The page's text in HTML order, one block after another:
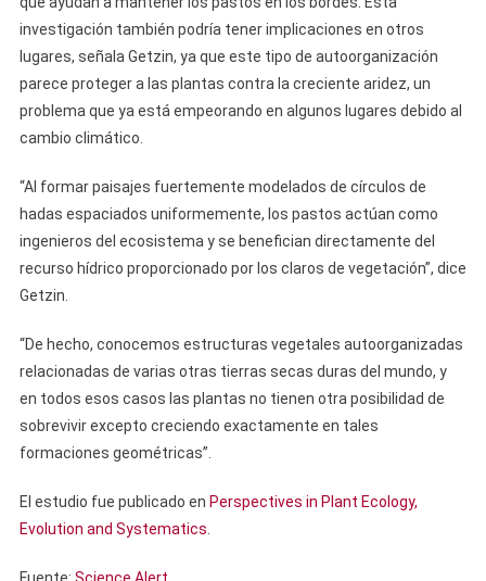
investigación también podría tener implicaciones en otros
lugares, señala Getzin, ya que este tipo de autoorganización
parece proteger a las plantas contra la creciente aridez, un
problema que ya está empeorando en algunos lugares debido al
cambio climático.
“Al formar paisajes fuertemente modelados de círculos de
hadas espaciados uniformemente, los pastos actúan como
ingenieros del ecosistema y se benefician directamente del
recurso hídrico proporcionado por los claros de vegetación”, dice
Getzin.
“De hecho, conocemos estructuras vegetales autoorganizadas
relacionadas de varias otras tierras secas duras del mundo, y
en todos esos casos las plantas no tienen otra posibilidad de
sobrevivir excepto creciendo exactamente en tales
formaciones geométricas”.
El estudio fue publicado en Perspectives in Plant Ecology,
Evolution and Systematics